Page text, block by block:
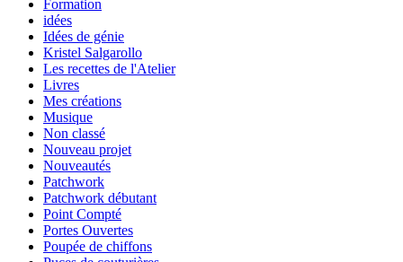
Formation
idées
Idées de génie
Kristel Salgarollo
Les recettes de l'Atelier
Livres
Mes créations
Musique
Non classé
Nouveau projet
Nouveautés
Patchwork
Patchwork débutant
Point Compté
Portes Ouvertes
Poupée de chiffons